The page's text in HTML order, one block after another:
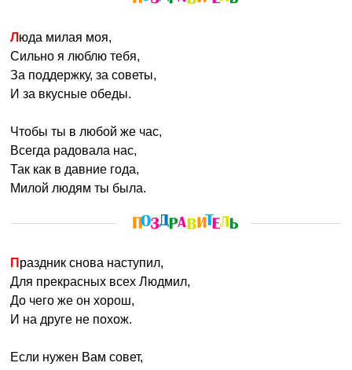
Люда милая моя,
Сильно я люблю тебя,
За поддержку, за советы,
И за вкусные обеды.
Чтобы ты в любой же час,
Всегда радовала нас,
Так как в давние года,
Милой людям ты была.
Праздник снова наступил,
Для прекрасных всех Людмил,
До чего же он хорош,
И на друге не похож.
Если нужен Вам совет,